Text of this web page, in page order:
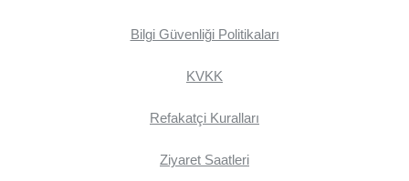
Bilgi Güvenliği Politikaları
KVKK
Refakatçi Kuralları
Ziyaret Saatleri